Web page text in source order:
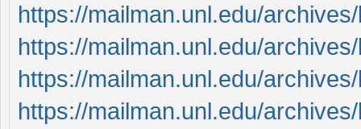
https://mailman.unl.edu/
https://mailman.unl.edu/
https://mailman.unl.edu/
https://mailman.unl.edu/